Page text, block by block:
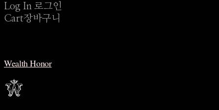
Log In 로그인
Cart장바구니
Wealth Honor